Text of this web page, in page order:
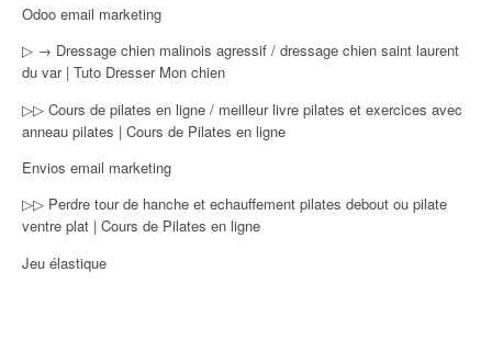
Odoo email marketing
▷ → Dressage chien malinois agressif / dressage chien saint laurent
du var | Tuto Dresser Mon chien
▷▷ Cours de pilates en ligne / meilleur livre pilates et exercices avec
anneau pilates | Cours de Pilates en ligne
Envios email marketing
▷▷ Perdre tour de hanche et echauffement pilates debout ou pilate
ventre plat | Cours de Pilates en ligne
Jeu élastique